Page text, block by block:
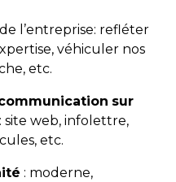
de l’entreprise: refléter
véhiculer nos
etc.
sur
: site web, infolettre,
etc.
: moderne,